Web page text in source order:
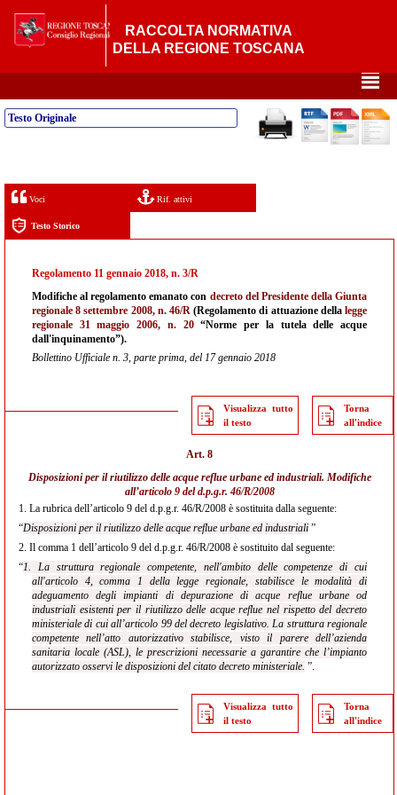
RACCOLTA NORMATIVA
DELLA REGIONE TOSCANA
²
Testo Originale
Voci Rif. attivi
Testo Storico
Regolamento 11 gennaio 2018, n. 3/R
Modifiche al regolamento emanato con decreto del Presidente della Giunta
regionale 8 settembre 2008, n. 46/R (Regolamento di attuazione della legge
regionale 31 maggio 2006, n. 20“Norme per la tutela delle acque
dall'inquinamento”).
Bollettino Ufficiale n. 3, parte prima, del 17 gennaio 2018
Visualizza tutto
il testo
Torna
all'indice
Art. 8
Disposizioni per il riutilizzo delle acque reflue urbane ed industriali. Modifiche
all’articolo 9 del d.p.g.r. 46/R/2008
1. La rubrica dell’articolo 9 del d.p.g.r. 46/R/2008 è sostituita dalla seguente:
“Disposizioni per il riutilizzo delle acque reflue urbane ed industriali ”
2. Il comma 1 dell’articolo 9 del d.p.g.r. 46/R/2008 è sostituito dal seguente:
“1. La struttura regionale competente, nell'ambito delle competenze di cui
all'articolo 4, comma 1 della legge regionale, stabilisce le modalità di
adeguamento degli impianti di depurazione di acque reflue urbane od
industriali esistenti per il riutilizzo delle acque reflue nel rispetto del decreto
ministeriale di cui all’articolo 99 del decreto legislativo. La struttura regionale
competente nell’atto autorizzativo stabilisce, visto il parere dell’azienda
sanitaria locale (ASL), le prescrizioni necessarie a garantire che l’impianto
autorizzato osservi le disposizioni del citato decreto ministeriale. ”.
Visualizza tutto
il testo
Torna
all'indice